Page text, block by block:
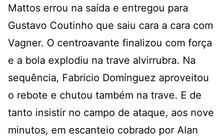
Mattos errou na saída e entregou para
Gustavo Coutinho que saiu cara a cara com
Vagner. O centroavante finalizou com força
e a bola explodiu na trave alvirrubra. Na
sequência, Fabricio Domínguez aproveitou
o rebote e chutou também na trave. E de
tanto insistir no campo de ataque, aos nove
minutos, em escanteio cobrado por Alan